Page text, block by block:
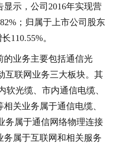
示，公司2016年实现营
；归属于上市公司股东
110.55%。
业务主要包括通信光
互联网业务三大板块。其
软光缆、市内通信电缆、
关业务属于通信电缆、
务属于通信网络物理连接
属于互联网和相关服务